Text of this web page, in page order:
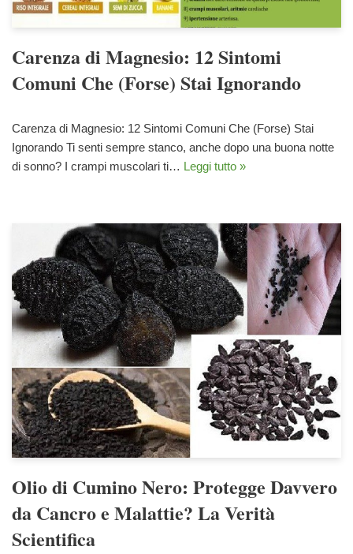
Carenza di Magnesio: 12 Sintomi
Comuni Che (Forse) Stai Ignorando
Carenza di Magnesio: 12 Sintomi Comuni Che (Forse) Stai
Ignorando Ti senti sempre stanco, anche dopo una buona notte
di sonno? I crampi muscolari ti… Leggi tutto »
Olio di Cumino Nero: Protegge Davvero
da Cancro e Malattie? La Verità
Scientifica